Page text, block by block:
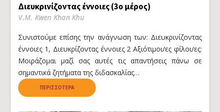
Διευκρινίζοντας έννοιες (3ο μέρος)
V.M. Kwen Khan Khu
Συνιστούμε επίσης την ανάγνωση των: Διευκρινίζοντας
έννοιες 1, Διευκρίζοντας έννοιες 2 Αξιότιμοι/ες φίλοι/ες:
Μοιράζομαι μαζί σας αυτές τις απαντήσεις πάνω σε
σημαντικά ζητήματα της διδασκαλίας…
ΠΕΡΙΣΣΌΤΕΡΑ